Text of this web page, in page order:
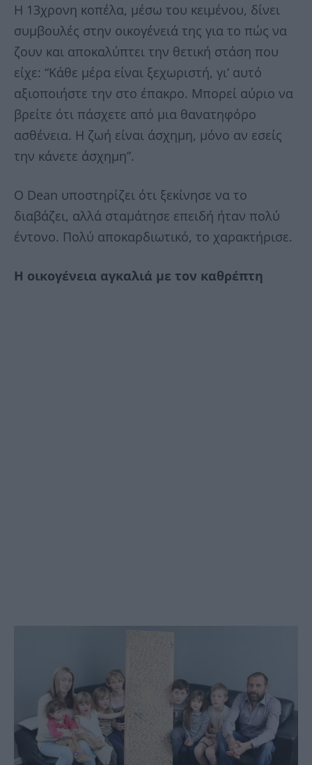
Η 13χρονη κοπέλα, μέσω του κειμένου, δίνει
συμβουλές στην οικογένειά της για το πώς να
ζουν και αποκαλύπτει την θετική στάση που
είχε: “Κάθε μέρα είναι ξεχωριστή, γι’ αυτό
αξιοποιήστε την στο έπακρο. Μπορεί αύριο να
βρείτε ότι πάσχετε από μια θανατηφόρο
ασθένεια. Η ζωή είναι άσχημη, μόνο αν εσείς
την κάνετε άσχημη”.
Ο Dean υποστηρίζει ότι ξεκίνησε να το
διαβάζει, αλλά σταμάτησε επειδή ήταν πολύ
έντονο. Πολύ αποκαρδιωτικό, το χαρακτήρισε.
Η οικογένεια αγκαλιά με τον καθρέπτη